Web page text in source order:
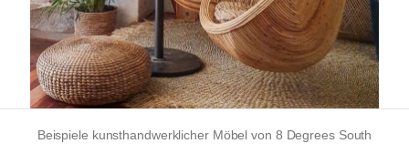
Beispiele kunsthandwerklicher Möbel von 8 Degrees South